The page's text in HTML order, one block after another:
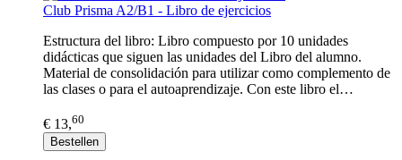
Club Prisma A2/B1 - Libro de ejercicios
Estructura del libro: Libro compuesto por 10 unidades
didácticas que siguen las unidades del Libro del alumno.
Material de consolidación para utilizar como complemento de
las clases o para el autoaprendizaje. Con este libro el…
€ 13,60
Bestellen